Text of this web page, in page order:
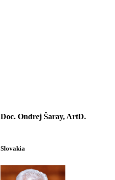
Doc. Ondrej Šaray, ArtD.
Slovakia